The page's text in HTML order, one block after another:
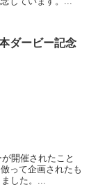
ダービー記念
開催されたこと
って企画されたも
した。...